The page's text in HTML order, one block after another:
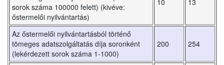
sorok száma 100000 felett) (kivéve:
őstermelői nyilvántartás)
10 13
Az őstermelői nyilvántartásból történő
tömeges adatszolgáltatás díja soronként
(lekérdezett sorok száma 1-1000)
200 254